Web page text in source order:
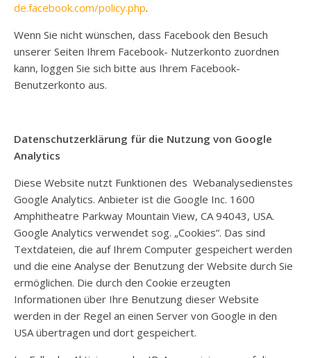
de.facebook.com/policy.php.
Wenn Sie nicht wünschen, dass Facebook den Besuch
unserer Seiten Ihrem Facebook- Nutzerkonto zuordnen
kann, loggen Sie sich bitte aus Ihrem Facebook-
Benutzerkonto aus.
Datenschutzerklärung für die Nutzung von Google
Analytics
Diese Website nutzt Funktionen des Webanalysedienstes
Google Analytics. Anbieter ist die Google Inc. 1600
Amphitheatre Parkway Mountain View, CA 94043, USA.
Google Analytics verwendet sog. „Cookies“. Das sind
Textdateien, die auf Ihrem Computer gespeichert werden
und die eine Analyse der Benutzung der Website durch Sie
ermöglichen. Die durch den Cookie erzeugten
Informationen über Ihre Benutzung dieser Website
werden in der Regel an einen Server von Google in den
USA übertragen und dort gespeichert.